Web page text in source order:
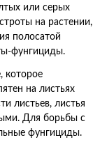
или серых
на растении,
полосатой
фунгициды.
которое
на листьях
листьев, листья
Для борьбы с
фунгициды.